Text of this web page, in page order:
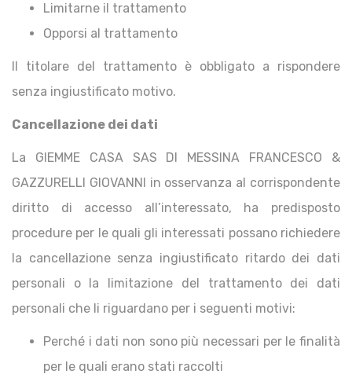
Limitarne il trattamento
Opporsi al trattamento
Il titolare del trattamento è obbligato a rispondere
senza ingiustificato motivo.
Cancellazione dei dati
La GIEMME CASA SAS DI MESSINA FRANCESCO &
GAZZURELLI GIOVANNI in osservanza al corrispondente
diritto di accesso all’interessato, ha predisposto
procedure per le quali gli interessati possano richiedere
la cancellazione senza ingiustificato ritardo dei dati
personali o la limitazione del trattamento dei dati
personali che li riguardano per i seguenti motivi:
Perché i dati non sono più necessari per le finalità
per le quali erano stati raccolti